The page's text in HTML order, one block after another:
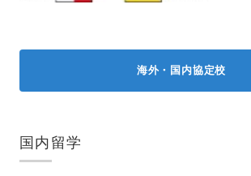
海外・国内協定校
国内留学